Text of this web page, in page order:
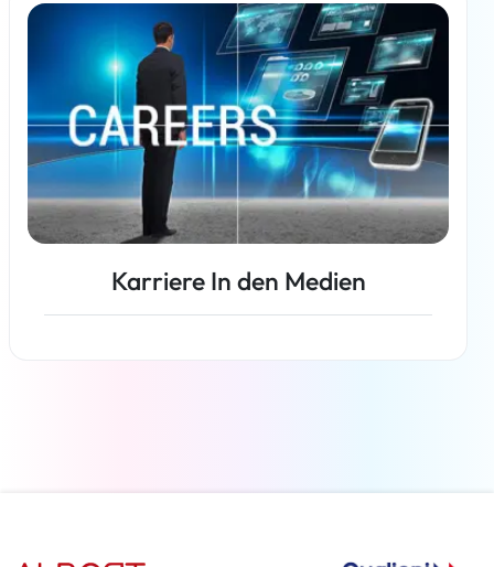
Karriere In den Medien